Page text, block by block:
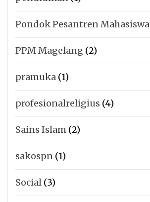
Pondok Pesantren Mahasiswa
PPM Magelang (2)
pramuka (1)
profesionalreligius (4)
Sains Islam (2)
sakospn (1)
Social (3)